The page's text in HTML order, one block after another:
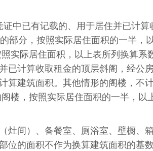
证中已有记载的、用于居住并已计
部分，按照实际居住面积的一半，
实际居住面积，以上表所列换算系
已计算收取租金的顶层斜阁，经公
算建筑面积。其他情形的阁楼，不
楼，按照实际居住面积的一半，以
灶间）、备餐室、厕浴室、壁橱、
位的面积不作为换算建筑面积的基